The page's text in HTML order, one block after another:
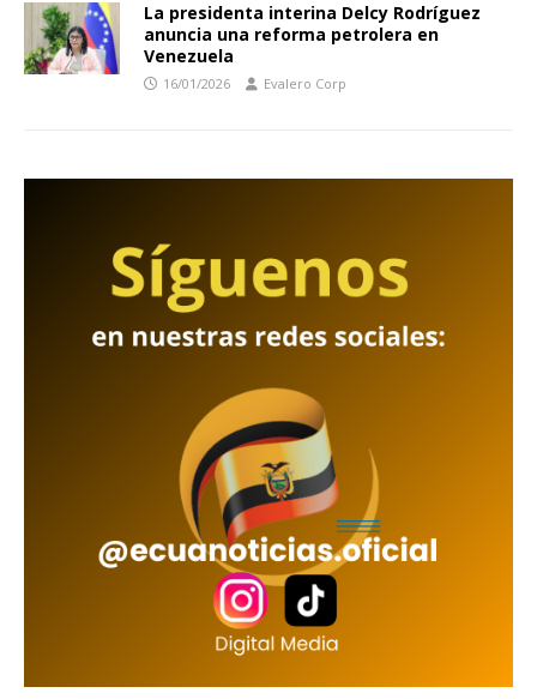
La presidenta interina Delcy Rodríguez
anuncia una reforma petrolera en
Venezuela
16/01/2026 Evalero Corp